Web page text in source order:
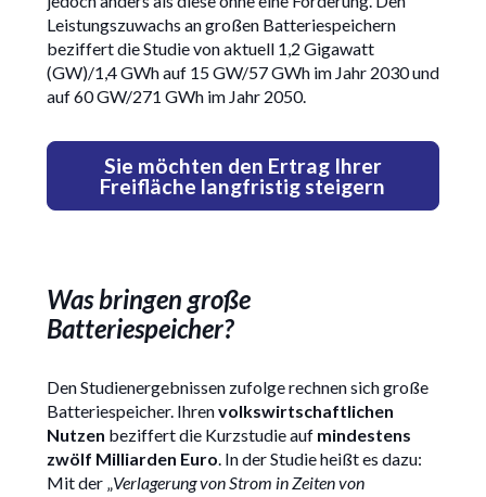
Leistungszuwachs an großen Batteriespeichern
beziffert die Studie von aktuell 1,2 Gigawatt
(GW)/1,4 GWh auf 15 GW/57 GWh im Jahr 2030 und
auf 60 GW/271 GWh im Jahr 2050.
Sie möchten den Ertrag Ihrer
Freifläche langfristig steigern
Was bringen große
Batteriespeicher?
Den Studienergebnissen zufolge rechnen sich große
Batteriespeicher. Ihrenvolkswirtschaftlichen
Nutzen beziffert die Kurzstudie auf mindestens
zwölf Milliarden Euro. In der Studie heißt es dazu:
Mit der „Verlagerung von Strom in Zeiten von